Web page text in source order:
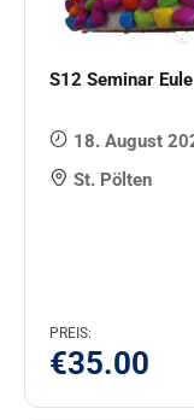
S12 Seminar Eule
18. August
St. Pölten
PREIS:
€35.00